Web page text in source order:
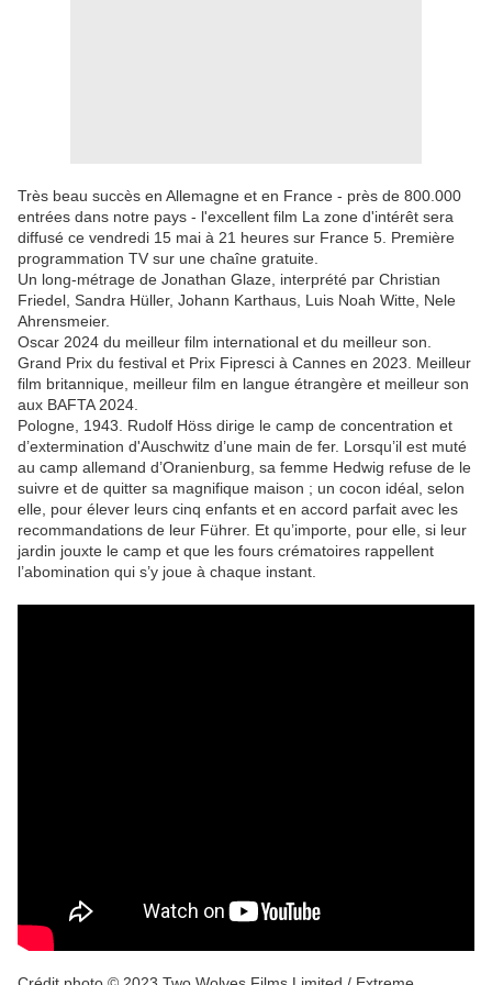
Très beau succès en Allemagne et en France - près de 800.000
entrées dans notre pays - l'excellent film La zone d'intérêt sera
diffusé ce vendredi 15 mai à 21 heures sur France 5. Première
programmation TV sur une chaîne gratuite.
Un long-métrage de Jonathan Glaze, interprété par Christian
Friedel, Sandra Hüller, Johann Karthaus, Luis Noah Witte, Nele
Ahrensmeier.
Oscar 2024 du meilleur film international et du meilleur son.
Grand Prix du festival et Prix Fipresci à Cannes en 2023. Meilleur
film britannique, meilleur film en langue étrangère et meilleur son
aux BAFTA 2024.
Pologne, 1943. Rudolf Höss dirige le camp de concentration et
d’extermination d'Auschwitz d’une main de fer. Lorsqu’il est muté
au camp allemand d’Oranienburg, sa femme Hedwig refuse de le
suivre et de quitter sa magnifique maison ; un cocon idéal, selon
elle, pour élever leurs cinq enfants et en accord parfait avec les
recommandations de leur Führer. Et qu’importe, pour elle, si leur
jardin jouxte le camp et que les fours crématoires rappellent
l’abomination qui s’y joue à chaque instant.